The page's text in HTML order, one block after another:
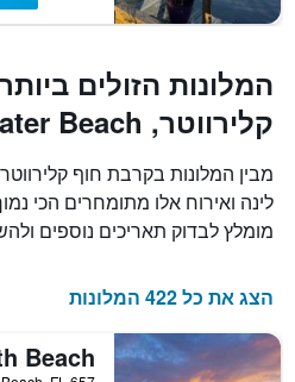
המלונות הזולים
קלירווטר, Clearwater Beach
מבין המלונות בקרבת חוף
לינה ואירוח אלו מתומחרים הכי
מומלץ לבדוק תאריכים נוספים
הצג את כל 422 המלונות